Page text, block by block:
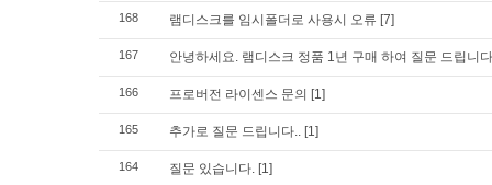
168 램디스크를 임시폴더로 사용시 오류 [7]
167 안녕하세요. 램디스크 정품 1년 구매 하여 질문 드립니다
166 프로버전 라이센스 문의 [1]
165 추가로 질문 드립니다.. [1]
164 질문 있습니다. [1]